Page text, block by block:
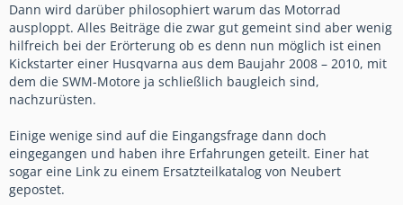
Dann wird darüber philosophiert warum das Motorrad
ausploppt. Alles Beiträge die zwar gut gemeint sind aber wenig
hilfreich bei der Erörterung ob es denn nun möglich ist einen
Kickstarter einer Husqvarna aus dem Baujahr 2008 – 2010, mit
dem die SWM-Motore ja schließlich baugleich sind,
nachzurüsten.
Einige wenige sind auf die Eingangsfrage dann doch
eingegangen und haben ihre Erfahrungen geteilt. Einer hat
sogar eine Link zu einem Ersatzteilkatalog von Neubert
gepostet.